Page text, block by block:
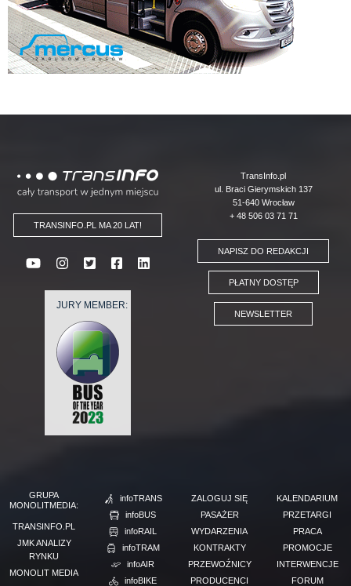
Logo
TRANSINFO.PL MA 20 LAT!
JURY MEMBER:
TransInfo.pl
ul. Braci Gierymskich 137
51-640 Wrocław
+ 48 506 03 71 71
NAPISZ DO REDAKCJI
PŁATNY DOSTĘP
NEWSLETTER
GRUPA
MONOLITMEDIA:
TRANSINFO.PL
JMK ANALIZY
RYNKU
MONOLIT MEDIA
infoTRANS
infoBUS
infoRAIL
infoTRAM
infoAIR
infoBIKE
ZALOGUJ SIĘ
PASAŻER
WYDARZENIA
KONTRAKTY
PRZEWOŹNICY
PRODUCENCI
KALENDARIUM
PRZETARGI
PRACA
PROMOCJE
INTERWENCJE
FORUM